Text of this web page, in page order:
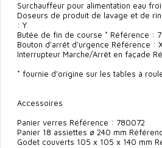
Surchauffeur pour alimentation eau
Doseurs de produit de lavage et de
: Y
Butée de fin de course * Référence :
Bouton d'arrêt d'urgence Référence :
Interrupteur Marche/Arrêt en façade
* fournie d'origine sur les tables à
Accessoires
Panier verres Référence : 780072
Panier 18 assiettes ø 240 mm
Godet couverts 105 x 105 x 140 mm